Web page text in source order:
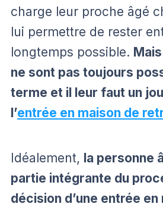
charge leur proche âgé
lui permettre de rester
longtemps possible.
ne sont pas toujours
terme et il leur faut un
l’entrée en maison de
Idéalement, la personne
partie intégrante du
décision d’une entrée en